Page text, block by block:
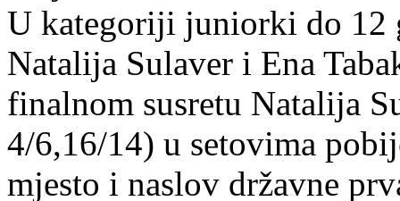
U kategoriji juniorki do 12
Natalija Sulaver i Ena
finalnom susretu Natalija
4/6,16/14) u setovima
mjesto i naslov državne